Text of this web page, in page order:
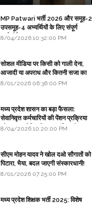
MP Patwari भर्ती 2026 और समूह-2
उपसमूह-4 अभ्यर्थियों के लिए संपूर्ण
मार्गदर्शिका
8/04/2026 10:32:00 PM
सोशल मीडिया पर किसी को गाली देना,
आजादी या अपराध और कितनी सजा का
प्रावधान - free legal advice
8/01/2026 06:36:00 PM
मध्य प्रदेश शासन का बड़ा फैसला:
सेवानिवृत्त कर्मचारियों की पेंशन प्रक्रिया
और बजट कोडिंग में हुए क्रांतिकारी
8/04/2026 10:20:00 PM
सीएम मोहन यादव ने खोल दओ सौगातों को
पिटारा, भैया, बदल जाएगी संस्कारधानी!
8/01/2026 07:25:00 PM
मध्य प्रदेश शिक्षक भर्ती 2025: विशेष